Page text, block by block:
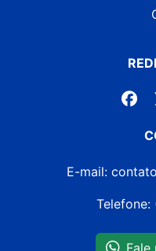
E-mail:
Telefone:
Fale